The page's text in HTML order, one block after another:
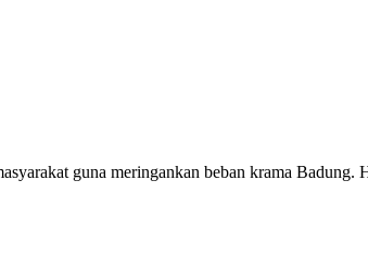
guna meringankan beban krama Badung.